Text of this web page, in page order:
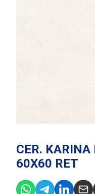
CER.
60X60 RET